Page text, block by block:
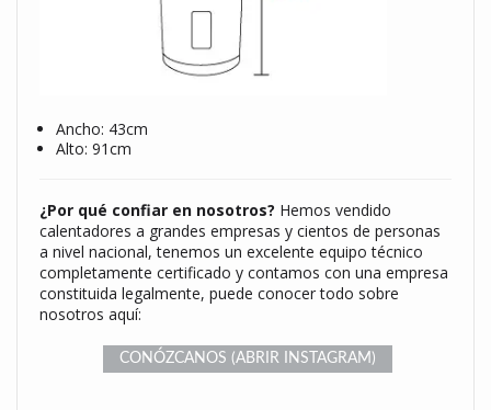
Ancho: 43cm
Alto: 91cm
¿Por qué confiar en nosotros? Hemos vendido
calentadores a grandes empresas y cientos de personas
a nivel nacional, tenemos un excelente equipo técnico
completamente certificado y contamos con una empresa
constituida legalmente, puede conocer todo sobre
nosotros aquí:
CONÓZCANOS (ABRIR INSTAGRAM)